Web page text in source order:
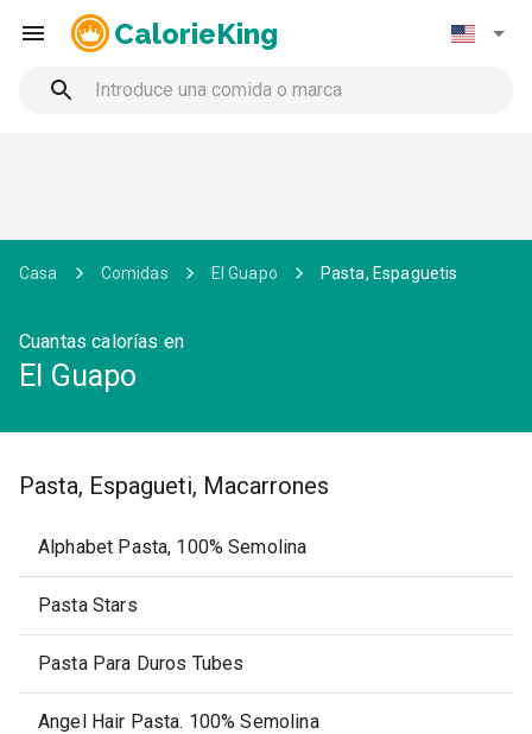
CalorieKing
Casa Comidas El Guapo Pasta, Espaguetis
Cuantas calorías en
El Guapo
Pasta, Espagueti, Macarrones
Alphabet Pasta, 100% Semolina
Pasta Stars
Pasta Para Duros Tubes
Angel Hair Pasta. 100% Semolina